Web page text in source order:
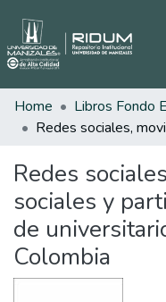
Home Libros Fondo
Redes
sociales y
de
Colombia